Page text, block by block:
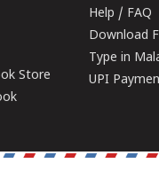
Store
Help / FAQ
Download
Type in
UPI